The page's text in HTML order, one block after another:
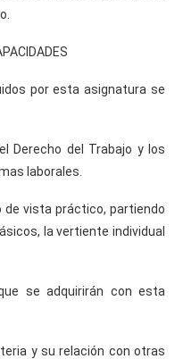
por esta asignatura se
Derecho del Trabajo y los
laborales.
de vista práctico, partiendo
la vertiente individual
se adquirirán con esta
y su relación con otras